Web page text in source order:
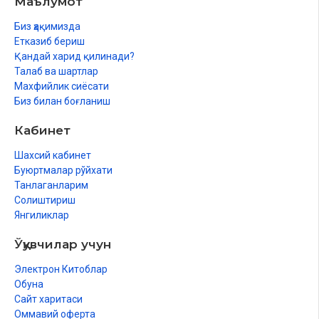
Ҳәмиледар ҳәм емизиўлилерге жақынлық мүмкин
(Жатырдың) пәклиги билинбегенше қул ҳаялға жақынлық
қылынбайды
Алтыншы бап
Ҳаялдың күйеўиндеги ҳақылары
Ҳаялы үй хызметин қылады ҳәм мүтәжлиги ушын оранып
шығады
Умму Зар ҳәдиси
Жетинши бап
Ҳаяллар арасындағы бөлистириў ҳаққында
Биз ҳақимизда
Етказиб бериш
Қандай харид қилинади?
Талаб ва шартлар
Махфийлик сиёсати
Биз билан боғланиш
Кабинет
Шахсий кабинет
Буюртмалар рўйхати
Танлаганларим
Солиштириш
Янгиликлар
Ўқувчилар учун
Электрон Китоблар
Обуна
Сайт харитаси
Оммавий оферта